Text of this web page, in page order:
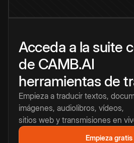
Acceda a la suite
de CAMB.AI
herramientas de
Empieza a traducir textos,
imágenes, audiolibros, vídeos,
sitios web y transmisiones en
Empieza